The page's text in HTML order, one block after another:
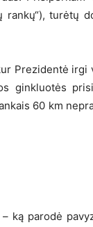
rankų“), turėtų
Prezidentė
ginkluotės
60 km
ką parodė